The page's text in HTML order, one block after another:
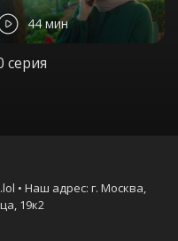
44 мин
серия
• Наш адрес: г. Москва,
19к2